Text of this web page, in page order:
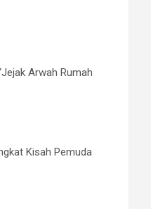
Arwah Rumah
Kisah Pemuda